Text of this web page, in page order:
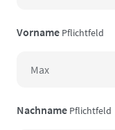
Vorname Pflichtfeld
Nachname Pflichtfeld